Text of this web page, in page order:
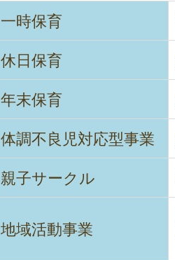
一時保育
休日保育
年末保育
体調不良児対応型事業
親子サークル
地域活動事業